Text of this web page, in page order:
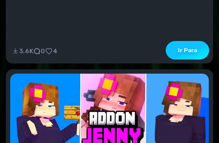
3.6K 0 4 Ir Para